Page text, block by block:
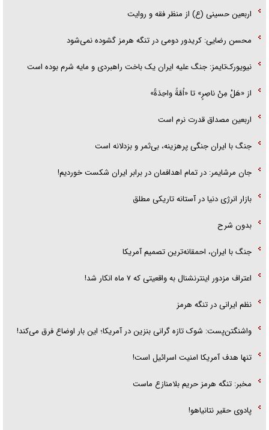
اربعین حسینی (ع) از منظر فقه و روایت
محسن رضایی: کریدور دومی در تنگه هرمز گشوده نمی‌شود
نیویورک‌تایمز: جنگ علیه ایران یک باخت راهبردی و مایه شرم بوده است
از «هَلْ مِنْ ناصِرٍ» تا «اُمَّةً واحِدَةً»
اربعین مصداق قدرت نرم است
جنگ با ایران جنگی پرهزینه، بی‌ثمر و بزدلانه است
جان مرشایمر: در تمام اهدافمان در برابر ایران شکست خوردیم!
بازار انرژی دنیا در آستانه تاریکی مطلق
بدون شرح
جنگ با ایران، احمقانه‌ترین تصمیم آمریکا
اعتراف مزدور اینترنشنال به واقعیتی که ۷ ماه انکار شد!
نظم ایرانی در تنگه هرمز
واشنگتن‌پست: شوک تازه گرانی بنزین در آمریکا؛ این بار اوضاع فرق می‌کند!
تنها هدف آمریکا امنیت اسرائیل است!
مخبر: تنگه هرمز حریم بلامنازع ماست
پادوی حقیر نتانیاهو!